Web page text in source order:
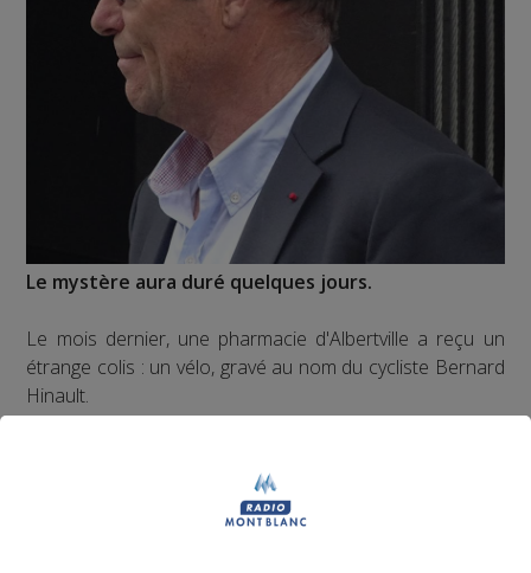
Le mystère aura duré quelques jours.
Le mois dernier, une pharmacie d'Albertville a reçu un
étrange colis : un vélo, gravé au nom du cycliste Bernard
Hinault.
les employés de trouver le nom de l'expéditeur ou du